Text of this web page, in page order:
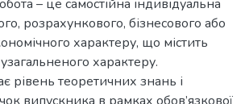
– це самостійна індивідуальна
розрахункового, бізнесового або
характеру, що містить
характеру.
рівень теоретичних знань і